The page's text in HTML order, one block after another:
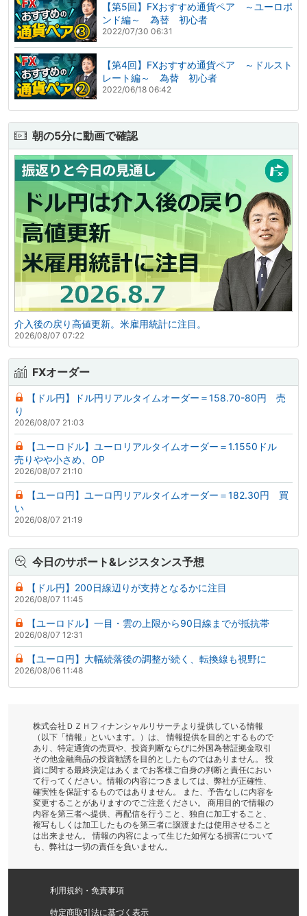
【第5回】FXおすすめ通貨ペア ～ユーロポ
ンド編～ 為替 初心者
2022/07/30 06:31
【第4回】FXおすすめ通貨ペア ～ドルスト
レート編～ 為替 初心者
2022/06/18 06:42
朝の5分に動画で確認
介入後の戻り高値更新。米雇用統計に注目。
2026/08/07 07:22
FXオーダー
【ドル円】ドル円リアルタイムオーダー＝158.70-80円 売
り
2026/08/07 21:03
【ユーロドル】ユーロリアルタイムオーダー＝1.1550ドル
売りやや小さめ、OP
2026/08/07 21:10
【ユーロ円】ユーロ円リアルタイムオーダー＝182.30円 買
い
2026/08/07 21:19
今日のサポート&レジスタンス予想
【ドル円】200日線辺りが支持となるかに注目
2026/08/07 11:45
【ユーロドル】一目・雲の上限から90日線までが抵抗帯
2026/08/07 12:31
【ユーロ円】大幅続落後の調整が続く、転換線も視野に
2026/08/06 11:48
株式会社ＤＺＨフィナンシャルリサーチより提供している情報
（以下「情報」といいます。）は、 情報提供を目的とするもので
あり、特定通貨の売買や、投資判断ならびに外国為替証拠金取引
その他金融商品の投資勧誘を目的としたものではありません。 投
資に関する最終決定はあくまでお客様ご自身の判断と責任におい
て行ってください。情報の内容につきましては、弊社が正確性、
確実性を保証するものではありません。 また、予告なしに内容を
変更することがありますのでご注意ください。 商用目的で情報の
内容を第三者へ提供、再配信を行うこと、独自に加工すること、
複写もしくは加工したものを第三者に譲渡または使用させること
は出来ません。 情報の内容によって生じた如何なる損害について
も、弊社は一切の責任を負いません。
利用規約・免責事項
特定商取引法に基づく表示